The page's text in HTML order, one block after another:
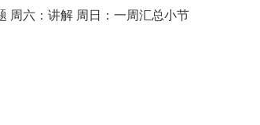
周六：讲解 周日：一周汇总小节